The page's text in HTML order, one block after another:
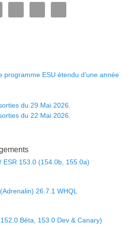
programme ESU étendu d’une année
du 29 Mai 2026.
du 22 Mai 2026.
ESR 153.0 (154.0b, 155.0a)
26.7.1 WHQL
Bêta, 153.0 Dev & Canary)